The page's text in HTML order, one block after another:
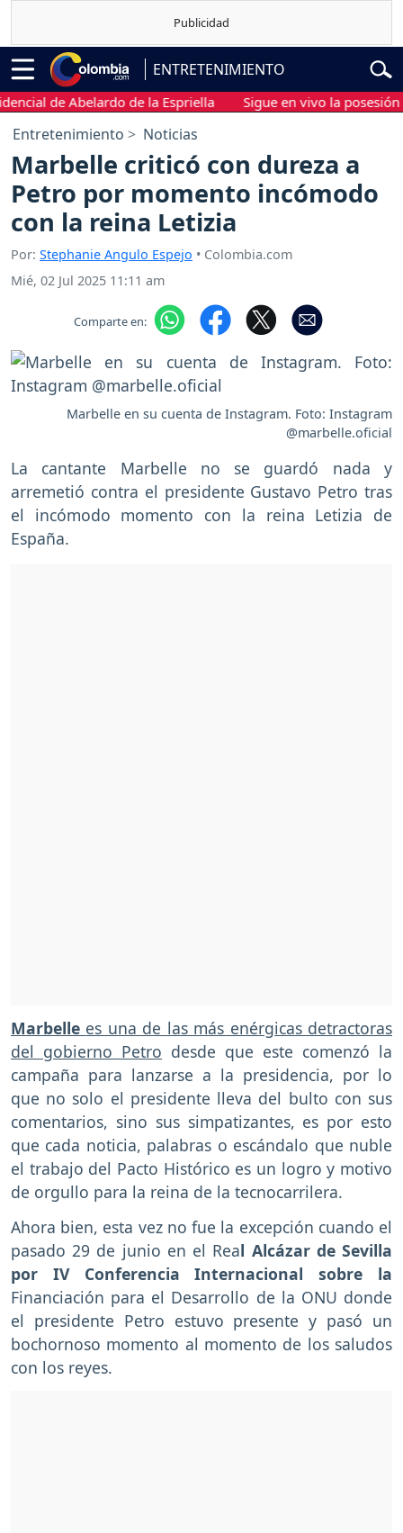
ENTRETENIMIENTO
de Abelardo de la Espriella Sigue en vivo la posesión
Entretenimiento Noticias
Marbelle criticó con dureza a
Petro por momento incómodo
con la reina Letizia
Por: Stephanie Angulo Espejo • Colombia.com
Mié, 02 Jul 2025 11:11 am
Comparte en:
Marbelle en su cuenta de Instagram. Foto: Instagram
@marbelle.oficial
La cantante Marbelle no se guardó nada y
arremetió contra el presidente Gustavo Petro tras
el incómodo momento con la reina Letizia de
España.
Marbelle es una de las más enérgicas detractoras
del gobierno Petro desde que este comenzó la
campaña para lanzarse a la presidencia, por lo
que no solo el presidente lleva del bulto con sus
comentarios, sino sus simpatizantes, es por esto
que cada noticia, palabras o escándalo que nuble
el trabajo del Pacto Histórico es un logro y motivo
de orgullo para la reina de la tecnocarrilera.
Ahora bien, esta vez no fue la excepción cuando el
pasado 29 de junio en el Real Alcázar de Sevilla
por IV Conferencia Internacional sobre la
Financiación para el Desarrollo de la ONU donde
el presidente Petro estuvo presente y pasó un
bochornoso momento al momento de los saludos
con los reyes.